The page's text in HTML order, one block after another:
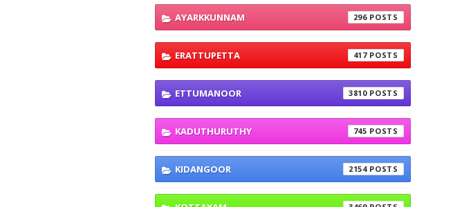
AYARKKUNNAM 296
ERATTUPETTA 417
ETTUMANOOR 3810
KADUTHURUTHY 745
KIDANGOOR 2154